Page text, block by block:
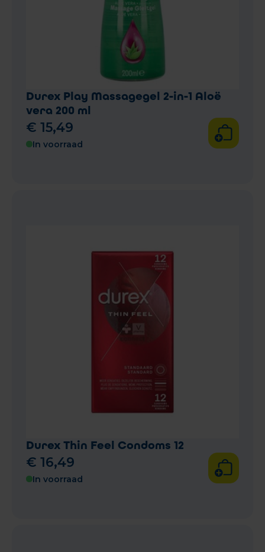
Durex Play Massagegel 2-in-1 Aloë
vera 200 ml
€ 15,49
In voorraad
Durex Thin Feel Condoms 12
€ 16,49
In voorraad